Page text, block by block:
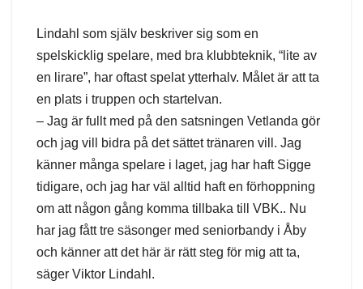
Lindahl som själv beskriver sig som en
spelskicklig spelare, med bra klubbteknik, “lite av
en lirare”, har oftast spelat ytterhalv. Målet är att ta
en plats i truppen och startelvan.
– Jag är fullt med på den satsningen Vetlanda gör
och jag vill bidra på det sättet tränaren vill. Jag
känner många spelare i laget, jag har haft Sigge
tidigare, och jag har väl alltid haft en förhoppning
om att någon gång komma tillbaka till VBK.. Nu
har jag fått tre säsonger med seniorbandy i Åby
och känner att det här är rätt steg för mig att ta,
säger Viktor Lindahl.